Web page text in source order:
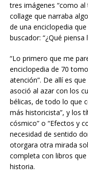
tres imágenes “como
collage que narraba
de una enciclopedia
buscador: “¿Qué
“Lo primero que me
enciclopedia de 70
atención”. De allí es
asoció al azar con los
bélicas, de todo lo que
más historicista”, y los
cósmico” o “Efectos y
necesidad de sentido
otorgara otra mirada
completa con libros
historia.